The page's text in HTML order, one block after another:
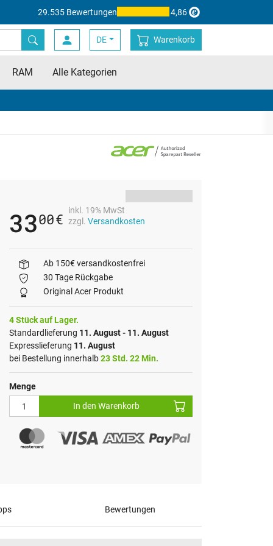
29.535 Bewertungen 4,86
DE Warenkorb
RAM Alle Kategorien
3300€
inkl. 19% MwSt
zzgl. Versandkosten
Ab 150€ versandkostenfrei
30 Tage Rückgabe
Original Acer Produkt
4 Stück auf Lager.
Standardlieferung 11. August - 11. August
Expresslieferung 11. August
bei Bestellung innerhalb23 Std. 22 Min.
Menge
In den Warenkorb
Bewertungen